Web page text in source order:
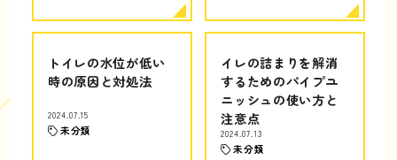
トイレの水位が低い
時の原因と対処法
2024.07.15
未分類
イレの詰まりを解消
するためのパイプユ
ニッシュの使い方と
注意点
2024.07.13
未分類